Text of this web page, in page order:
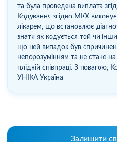
та була проведена виплата
Кодування згідно МКХ
лікарем, що встановлює
знати як кодується той чи
що цей випадок був
непорозумінням та не стане
плідній співпраці. З повагою,
УНІКА Україна
Залишити